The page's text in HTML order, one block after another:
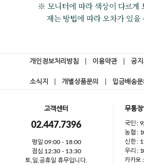
※ 모니터에 따라 색상이 다르게
재는 방법에 따라 오차가 있을
개인정보처리방침 이용약관 공지
소식지 개별상품문의 입금배송문
고객센터
02.447.7396
평일 09:00 - 18:00
점심 12:30 - 13:30
토,일,공휴일 휴무입니다.
무통
국민 :
농협 :
신한 :
우리 :
카카오